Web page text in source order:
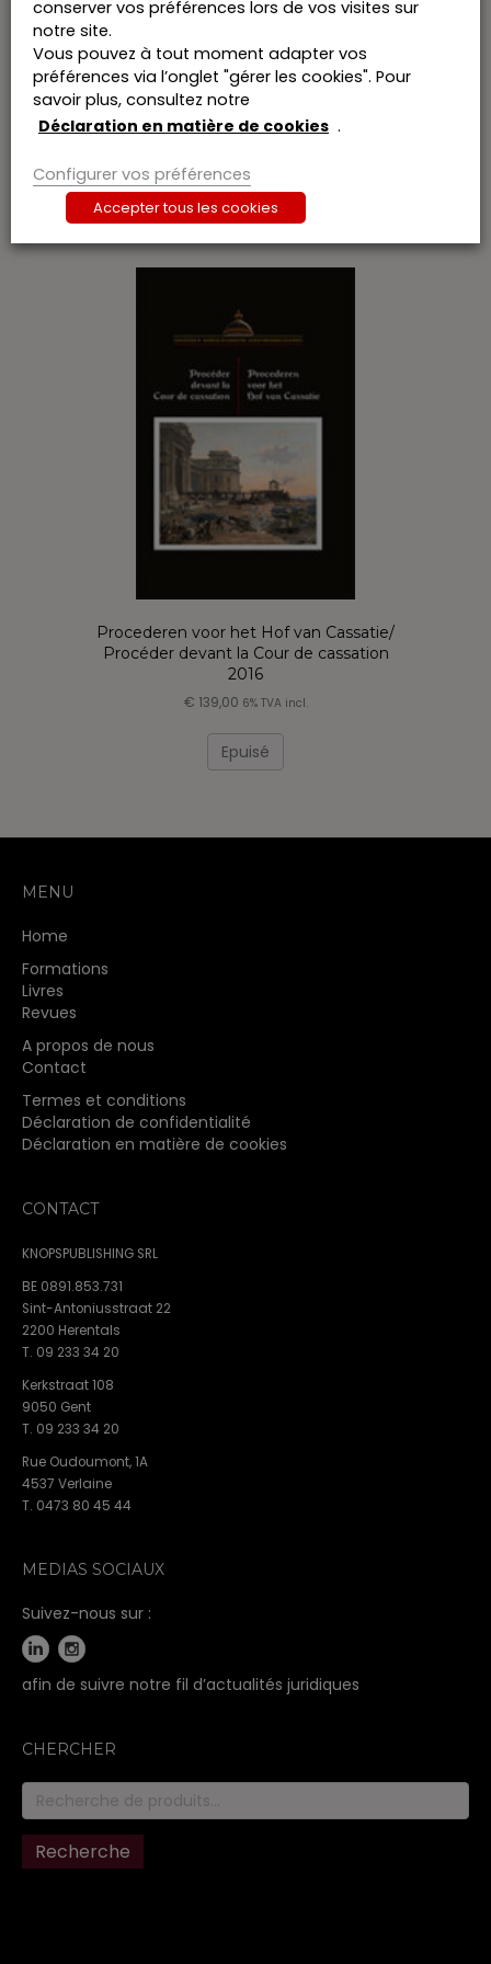
in de voorbije 150 jaar substantieel veranderd is in
de advocatuur en de redactie van wetboeken
en, vooral, van wat overeind is gebleven.
Vous aimerez peut-être aussi…
Procederen voor het Hof van Cassatie/
Procéder devant la Cour de cassation
2016
€ 139,00 6% TVA incl.
Epuisé
MENU
Home
Formations
Livres
Revues
A propos de nous
Contact
Termes et conditions
Déclaration de confidentialité
Déclaration en matière de cookies
CONTACT
KNOPSPUBLISHING SRL
BE 0891.853.731
Sint-Antoniusstraat 22
2200 Herentals
T. 09 233 34 20
Kerkstraat 108
9050 Gent
T. 09 233 34 20
Rue Oudoumont, 1A
4537 Verlaine
T. 0473 80 45 44
MEDIAS SOCIAUX
Suivez-nous sur :
afin de suivre notre fil d’actualités juridiques
CHERCHER
Recherche
pour :
Recherche
conserver vos préférences lors de vos visites sur
notre site.
Vous pouvez à tout moment adapter vos
préférences via l’onglet "gérer les cookies". Pour
savoir plus, consultez notre
Déclaration en matière de cookies .
Configurer vos préférences
Accepter tous les cookies